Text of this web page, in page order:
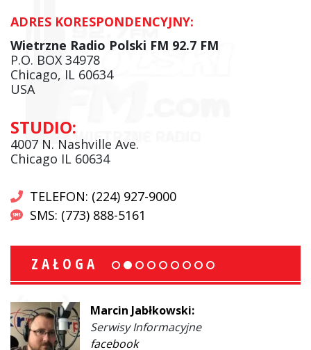
ADRES KORESPONDENCYJNY:
Wietrzne Radio Polski FM 92.7 FM
P.O. BOX 34978
Chicago, IL 60634
USA
STUDIO:
4007 N. Nashville Ave.
Chicago IL 60634
TELEFON: (224) 927-9000
SMS: (773) 888-5161
ZAŁOGA
Marcin Jabłkowski:
Serwisy Informacyjne
facebook